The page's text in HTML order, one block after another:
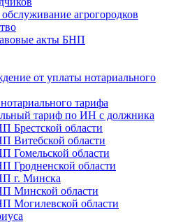
агрогородков
акты БНП
от уплаты нотариального
тарифа
тариф по ИН с должника
Брестской области
Витебской области
Гомельской области
Гродненской области
г. Минска
Минской области
Могилевской области